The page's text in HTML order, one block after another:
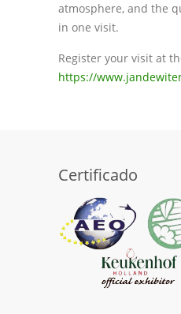
atmosphere, and the
in one visit.
Register your visit at
https://
Certificado